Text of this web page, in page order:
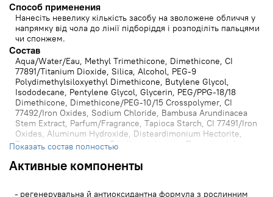
Способ применения
Нанесіть невелику кількість засобу на зволожене обличчя у
напрямку від чола до лінії підборіддя і розподіліть пальцями
чи спонжем.
Состав
Aqua/Water/Eau, Methyl Trimethicone, Dimethicone, CI
77891/Titanium Dioxide, Silica, Alcohol, PEG-9
Polydimethylsiloxyethyl Dimethicone, Butylene Glycol,
Isododecane, Pentylene Glycol, Glycerin, PEG/PPG-18/18
Dimethicone, Dimethicone/PEG-10/15 Crosspolymer, CI
77492/Iron Oxides, Sodium Chloride, Bambusa Arundinacea
Stem Extract, Parfum/Fragrance, Tapioca Starch, CI 77491/Iron
Oxides, Aluminum Hydroxide, Disteardimonium Hectorite,
Triethoxycaprylylsilane, Ethylhexylglycerin, Tocopheryl Acetate,
Hydroxyethyl Urea, Caprylic/Capric Triglyceride, Synthetic
Показать состав полностью
Активные компоненты
регенерувальна й антиоксидантна формула з рослинним